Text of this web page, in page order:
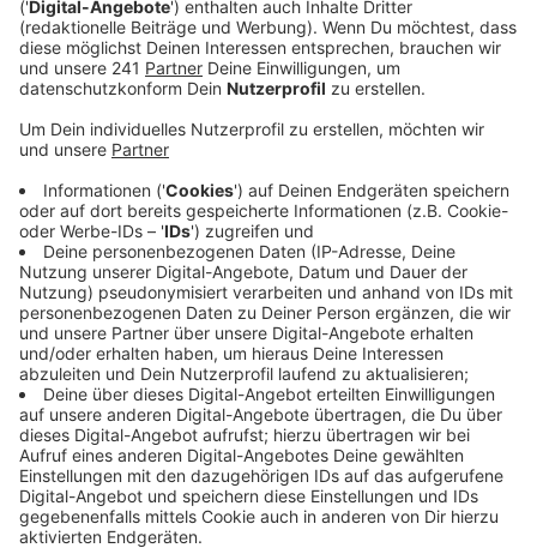
Eine Zeitreise im typischen Revolverheld-Gewand soll
"Leichter" sein. "Was sich auf dem letzten Album
schon angedeutet hat, wird jetzt soundlich noch
deutlicher, wir sind Kinder der 80er!", erklärt Sänger
Johannes Strate. "Jeder von uns ist mit der Popkultur
dieser Zeit aufgewachsen. Dabei waren Bands wie The
Police, A-ha, Duran Duran oder Toto für uns die ersten
Berührungspunkte mit Musik. 'Leichter' ist für uns eine
Zeitreise zurück zu unserem Gefühl von damals -
übersetzt ins Jahr 2020".
Anzeige
Wir benötigen Ihre
Zustimmung, um den YouTube
Video-Service zu laden!